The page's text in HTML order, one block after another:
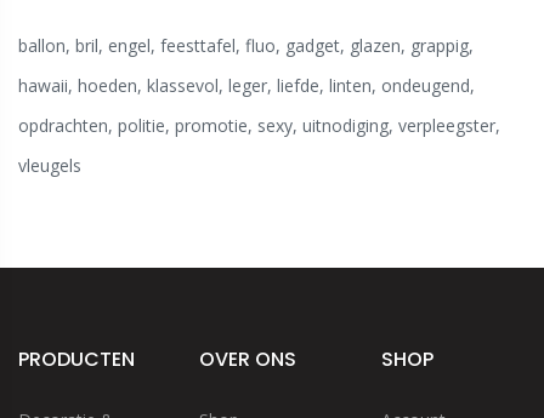
ballon, bril, engel, feesttafel, fluo, gadget, glazen, grappig,
hawaii, hoeden, klassevol, leger, liefde, linten, ondeugend,
opdrachten, politie, promotie, sexy, uitnodiging, verpleegster,
vleugels
PRODUCTEN OVER ONS SHOP